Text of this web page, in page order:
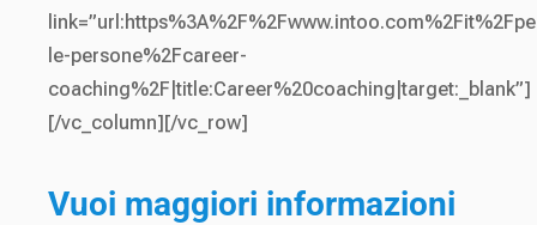
le-persone%2Fcareer-
coaching%2F|title:Career%20coaching|target:_blank”]
[/vc_column][/vc_row]
Vuoi maggiori informazioni